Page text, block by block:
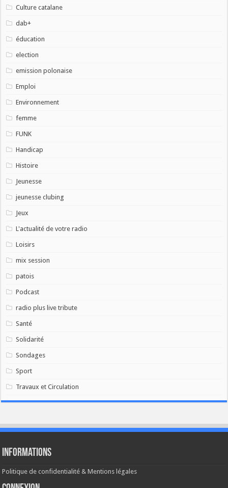
Culture catalane
dab+
éducation
election
emission polonaise
Emploi
Environnement
femme
FUNK
Handicap
Histoire
Jeunesse
jeunesse clubing
Jeux
L'actualité de votre radio
Loisirs
mix session
patois
Podcast
radio plus live tribute
Santé
Solidarité
Sondages
Sport
Travaux et Circulation
Informations
Politique de confidentialité & Mentions légales